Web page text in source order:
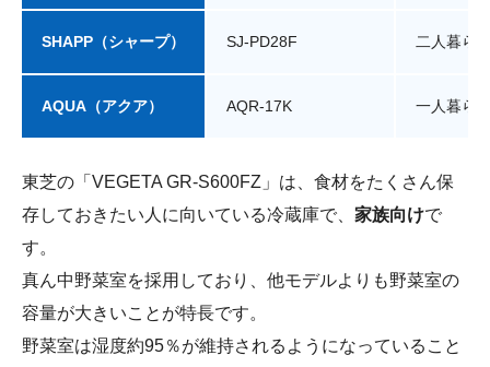
SHAPP（シャープ） SJ-PD28F 二人暮ら
AQUA（アクア） AQR-17K 一人暮ら
東芝の「VEGETA GR-S600FZ」は、食材をたくさん保
存しておきたい人に向いている冷蔵庫で、 家族向けで
す。
真ん中野菜室を採用しており、他モデルよりも野菜室の
容量が大きいことが特長です。
野菜室は湿度約95％が維持されるようになっていること